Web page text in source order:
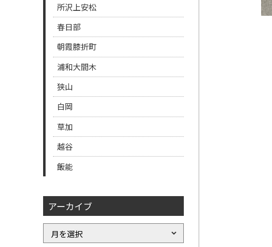
所沢上安松
春日部
朝霞膝折町
浦和大間木
狭山
白岡
草加
越谷
飯能
アーカイブ